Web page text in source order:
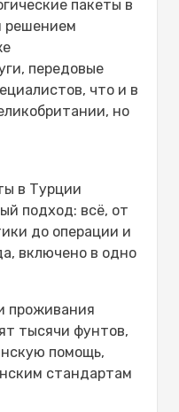
уход и поддержка:
лечения,
году
и
улыбки
и
лечение
и
пакет в Турции?
Mavidenta
пакеты в
решением
передовые
что и в
но
в Турции
подход: всё, от
до операции и
включено в одно
проживания
тысячи фунтов,
помощь,
стандартам